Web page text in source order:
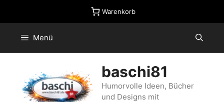
Warenkorb
Menü
baschi81
Humorvolle Ideen, Bücher
und Designs mit